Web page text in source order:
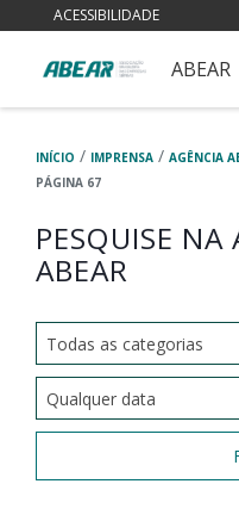
ACESSIBILIDADE
ABEAR
INÍCIO / IMPRENSA / AGÊNCIA
PÁGINA 67
PESQUISE NA
ABEAR